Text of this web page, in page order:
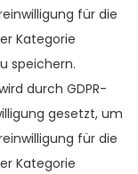
für die
Kategorie
speichern.
durch GDPR-
gesetzt, um
für die
Kategorie